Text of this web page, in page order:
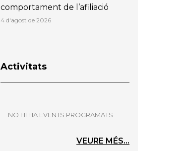
comportament de l’afiliació
4 d'agost de 2026
Activitats
NO HI HA EVENTS PROGRAMATS
VEURE MÉS...